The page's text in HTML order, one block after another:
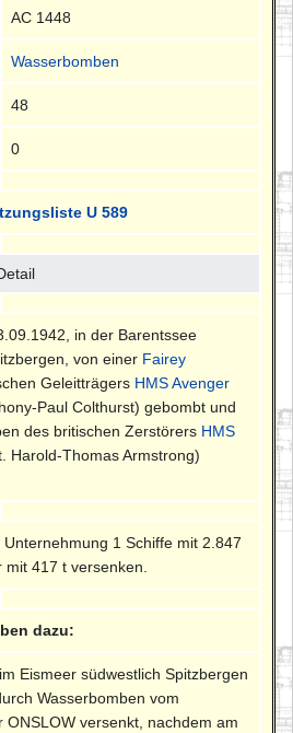
AC 1448
Wasserbomben
48
0
U 589
in der Barentssee
von einer Fairey
Geleitträgers HMS Avenger
Paul Colthurst) gebombt und
des britischen Zerstörers HMS
Harold-Thomas Armstrong)
1 Schiffe mit 2.847
417 t versenken.
dazu:
Eismeer südwestlich Spitzbergen
Wasserbomben vom
ONSLOW versenkt, nachdem am